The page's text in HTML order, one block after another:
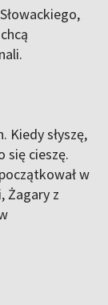
Kiedy słyszę,
się cieszę.
w
Żagary z